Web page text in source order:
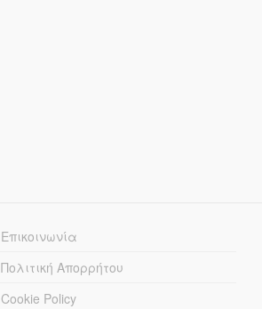
Επικοινωνία
Πολιτική Απορρήτου
Cookie Policy